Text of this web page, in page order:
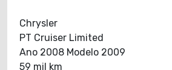
Chrysler
PT Cruiser Limited
Ano 2008 Modelo 2009
59 mil km